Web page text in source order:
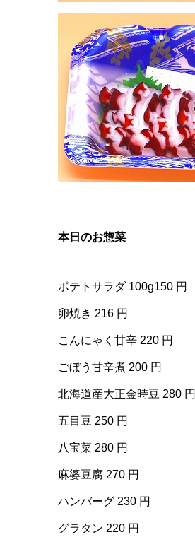
本日のお惣菜
ポテトサラダ 100g150 円
卵焼き 216 円
こんにゃく甘辛 220 円
ごぼう甘辛煮 200 円
北海道産大正金時豆 280 円
五目豆 250 円
八宝菜 280 円
麻婆豆腐 270 円
ハンバーグ 230 円
グラタン 220 円